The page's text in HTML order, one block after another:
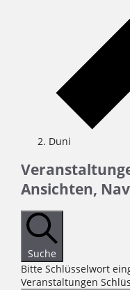
Duni
Ansichten,
Suche
Bitte Schlüsselwort
Veranstaltungen